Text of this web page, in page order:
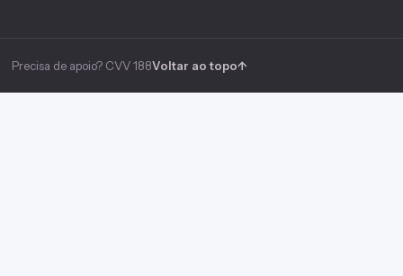
Precisa de apoio? CVV 188Voltar ao topo↑